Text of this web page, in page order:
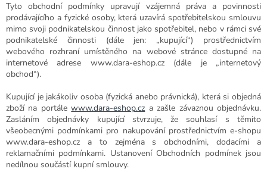
Tyto obchodní podmínky upravují vzájemná práva a povinnosti
prodávajícího a fyzické osoby, která uzavírá spotřebitelskou smlouvu
mimo svoji podnikatelskou činnost jako spotřebitel, nebo v rámci své
podnikatelské činnosti (dále jen: „kupující“) prostřednictvím
webového rozhraní umístěného na webové stránce dostupné na
internetové adrese www.dara-eshop.cz
(dále je „internetový
obchod“).
Kupující je jakákoliv osoba (fyzická anebo právnická), která si objedná
zboží na portálewww.dara-eshop.cz a zašle závaznou objednávku.
Zasláním objednávky kupující stvrzuje, že souhlasí s těmito
všeobecnými podmínkami pro nakupování prostřednictvím e-shopu
www.dara-eshop.cz a to zejména s obchodními, dodacími a
reklamačními podmínkami. Ustanovení Obchodních podmínek jsou
nedílnou součástí kupní smlouvy.